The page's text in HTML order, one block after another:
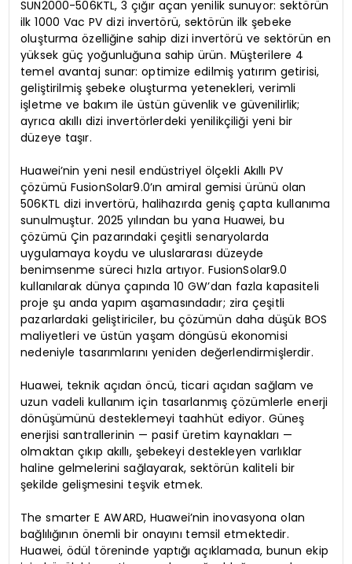
SUN2000-506KTL, 3 çığır açan yenilik sunuyor: sektörün
ilk 1000 Vac PV dizi invertörü, sektörün ilk şebeke
oluşturma özelliğine sahip dizi invertörü ve sektörün en
yüksek güç yoğunluğuna sahip ürün. Müşterilere 4
temel avantaj sunar: optimize edilmiş yatırım getirisi,
geliştirilmiş şebeke oluşturma yetenekleri, verimli
işletme ve bakım ile üstün güvenlik ve güvenilirlik;
ayrıca akıllı dizi invertörlerdeki yenilikçiliği yeni bir
düzeye taşır.
Huawei’nin yeni nesil endüstriyel ölçekli Akıllı PV
çözümü FusionSolar9.0’ın amiral gemisi ürünü olan
506KTL dizi invertörü, halihazırda geniş çapta kullanıma
sunulmuştur. 2025 yılından bu yana Huawei, bu
çözümü Çin pazarındaki çeşitli senaryolarda
uygulamaya koydu ve uluslararası düzeyde
benimsenme süreci hızla artıyor. FusionSolar9.0
kullanılarak dünya çapında 10 GW’dan fazla kapasiteli
proje şu anda yapım aşamasındadır; zira çeşitli
pazarlardaki geliştiriciler, bu çözümün daha düşük BOS
maliyetleri ve üstün yaşam döngüsü ekonomisi
nedeniyle tasarımlarını yeniden değerlendirmişlerdir.
Huawei, teknik açıdan öncü, ticari açıdan sağlam ve
uzun vadeli kullanım için tasarlanmış çözümlerle enerji
dönüşümünü desteklemeyi taahhüt ediyor. Güneş
enerjisi santrallerinin — pasif üretim kaynakları —
olmaktan çıkıp akıllı, şebekeyi destekleyen varlıklar
haline gelmelerini sağlayarak, sektörün kaliteli bir
şekilde gelişmesini teşvik etmek.
The smarter E AWARD, Huawei’nin inovasyona olan
bağlılığının önemli bir onayını temsil etmektedir.
Huawei, ödül töreninde yaptığı açıklamada, bunun ekip